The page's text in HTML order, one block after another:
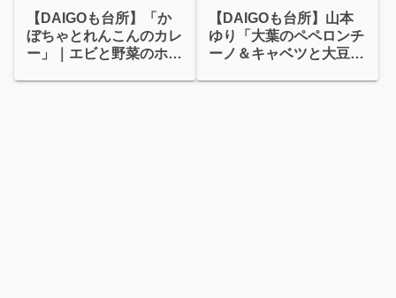
【DAIGOも台所】「か
ぼちゃとれんこんのカレ
ー」｜エビと野菜のホッ
【DAIGOも台所】山本
ゆり「大葉のペペロンチ
ーノ＆キャベツと大豆の